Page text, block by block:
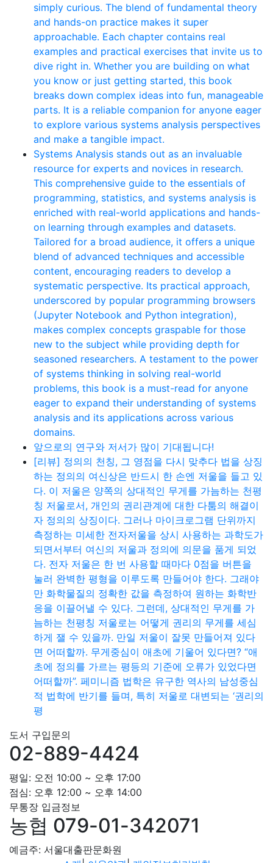
simply curious. The blend of fundamental theory
and hands-on practice makes it super
approachable. Each chapter contains real
examples and practical exercises that invite us to
dive right in. Whether you are building on what
you know or just getting started, this book
breaks down complex ideas into fun, manageable
parts. It is a reliable companion for anyone eager
to explore various systems analysis perspectives
and make a tangible impact.
Systems Analysis stands out as an invaluable
resource for experts and novices in research.
This comprehensive guide to the essentials of
programming, statistics, and systems analysis is
enriched with real-world applications and hands-
on learning through examples and datasets.
Tailored for a broad audience, it offers a unique
blend of advanced techniques and accessible
content, encouraging readers to develop a
systematic perspective. Its practical approach,
underscored by popular programming browsers
(Jupyter Notebook and Python integration),
makes complex concepts graspable for those
new to the subject while providing depth for
seasoned researchers. A testament to the power
of systems thinking in solving real-world
problems, this book is a must-read for anyone
eager to expand their understanding of systems
analysis and its applications across various
domains.
앞으로의 연구와 저서가 많이 기대됩니다!
[리뷰] 정의의 천칭, 그 영점을 다시 맞추다 법을 상징
하는 정의의 여신상은 반드시 한 손엔 저울을 들고 있
다. 이 저울은 양쪽의 상대적인 무게를 가늠하는 천평
칭 저울로서, 개인의 권리관계에 대한 다툼의 해결이
자 정의의 상징이다. 그러나 마이크로그램 단위까지
측정하는 미세한 전자저울을 상시 사용하는 과학도가
되면서부터 여신의 저울과 정의에 의문을 품게 되었
다. 전자 저울은 한 번 사용할 때마다 0점을 버튼을
눌러 완벽한 평형을 이루도록 만들어야 한다. 그래야
만 화학물질의 정확한 값을 측정하여 원하는 화학반
응을 이끌어낼 수 있다. 그런데, 상대적인 무게를 가
늠하는 천평칭 저울로는 어떻게 권리의 무게를 세심
하게 잴 수 있을까. 만일 저울이 잘못 만들어져 있다
면 어떠할까. 무게중심이 애초에 기울어 있다면? “애
초에 정의를 가르는 평등의 기준에 오류가 있었다면
어떠할까”. 페미니즘 법학은 유구한 역사의 남성중심
적 법학에 반기를 들며, 특히 저울로 대변되는 ‘권리의
평
도서 구입문의
02-889-4424
평일: 오전 10:00 ~ 오후 17:00
점심: 오후 12:00 ~ 오후 14:00
무통장 입금정보
농협 079-01-342071
예금주: 서울대출판문화원